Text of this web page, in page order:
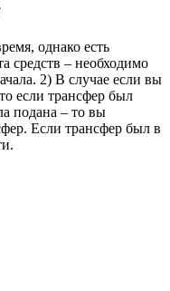
однако есть
средств – необходимо
2) В случае если вы
если трансфер был
подана – то вы
Если трансфер был в